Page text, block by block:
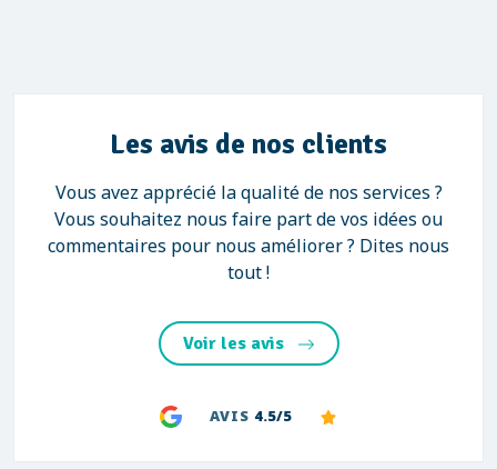
Les avis de nos clients
Vous avez apprécié la qualité de nos services ?
Vous souhaitez nous faire part de vos idées ou
commentaires pour nous améliorer ? Dites nous
tout !
Voir les avis
AVIS 4.5/5